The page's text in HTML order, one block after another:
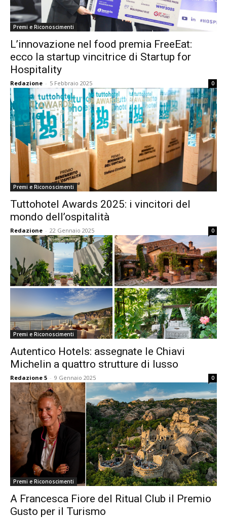
Premi e Riconoscimenti
L’innovazione nel food premia FreeEat:
ecco la startup vincitrice di Startup for
Hospitality
Redazione - 5 Febbraio 2025 0
Premi e Riconoscimenti
Tuttohotel Awards 2025: i vincitori del
mondo dell’ospitalità
Redazione - 22 Gennaio 2025 0
Premi e Riconoscimenti
Autentico Hotels: assegnate le Chiavi
Michelin a quattro strutture di lusso
Redazione 5 - 9 Gennaio 2025 0
Premi e Riconoscimenti
A Francesca Fiore del Ritual Club il Premio
Gusto per il Turismo